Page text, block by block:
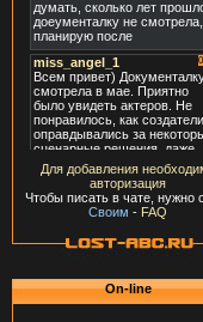
Для добавления
авторизация
Чтобы писать в чате, нужно
Своим - FAQ
On-line